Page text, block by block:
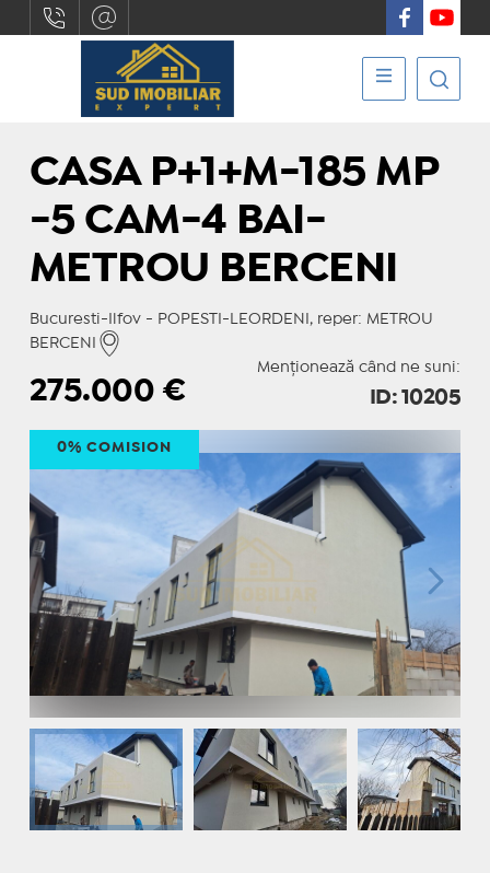
CASA P+1+M-185 MP
-5 CAM-4 BAI-
METROU BERCENI
Bucuresti-Ilfov - POPESTI-LEORDENI, reper: METROU
BERCENI
Menționează când ne suni:
275.000 € ID: 10205
0% COMISION